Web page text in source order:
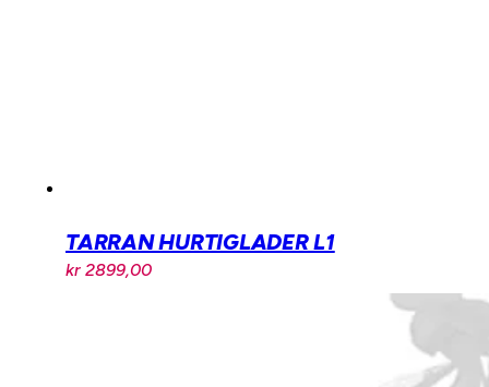
TARRAN HURTIGLADER L1
kr 2899,00